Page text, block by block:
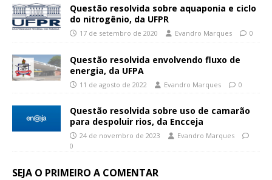
Questão resolvida sobre aquaponia e ciclo
do nitrogênio, da UFPR
17 de setembro de 2020 Evandro Marques 0
Questão resolvida envolvendo fluxo de
energia, da UFPA
11 de agosto de 2022 Evandro Marques 0
Questão resolvida sobre uso de camarão
para despoluir rios, da Encceja
24 de novembro de 2023
Evandro Marques
0
SEJA O PRIMEIRO A COMENTAR